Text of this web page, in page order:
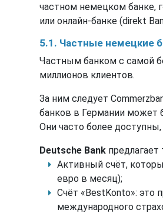
частном немецком банке,
или онлайн-банке (direkt
5.1. Частные немецкие
Частным банком с самой
миллионов клиентов.
За ним следует
банков в Германии может
Они часто более
Deutsche Bank предлагает
Активный счёт,
евро в месяц);
Счёт «BestKonto»: это
международного